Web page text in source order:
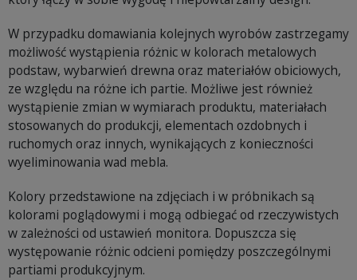
W przypadku domawiania kolejnych wyrobów zastrzegamy
możliwość wystąpienia różnic w kolorach metalowych
podstaw, wybarwień drewna oraz materiałów obiciowych,
ze względu na różne ich partie. Możliwe jest również
wystąpienie zmian w wymiarach produktu, materiałach
stosowanych do produkcji, elementach ozdobnych i
ruchomych oraz innych, wynikających z konieczności
wyeliminowania wad mebla.
Kolory przedstawione na zdjęciach i w próbnikach są
kolorami poglądowymi i mogą odbiegać od rzeczywistych
w zależności od ustawień monitora. Dopuszcza się
występowanie różnic odcieni pomiędzy poszczególnymi
partiami produkcyjnym.